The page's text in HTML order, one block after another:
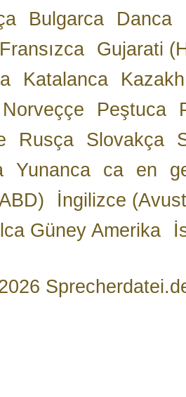
Bulgarca Danca
Fransızca
Gujarati
Katalanca
Kazakh
Norveççe Peştuca
Rusça Slovakça
Yunanca ca en
İngilizce
Güney Amerika